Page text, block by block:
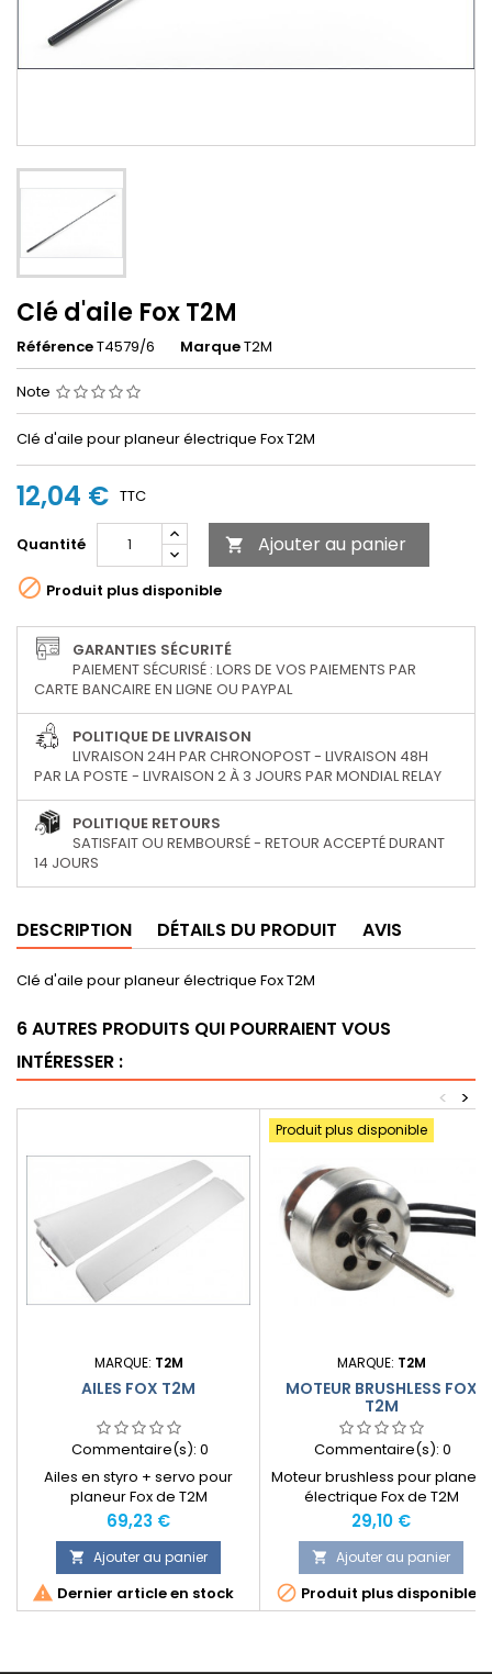
Clé d'aile Fox T2M
RéférenceT4579/6 MarqueT2M
Note
Clé d'aile pour planeur électrique Fox T2M
12,04 € TTC
Quantité  Ajouter au panier
 Produit plus disponible
GARANTIES SÉCURITÉ
PAIEMENT SÉCURISÉ : LORS DE VOS PAIEMENTS PAR
CARTE BANCAIRE EN LIGNE OU PAYPAL
POLITIQUE DE LIVRAISON
LIVRAISON 24H PAR CHRONOPOST - LIVRAISON 48H
PAR LA POSTE - LIVRAISON 2 À 3 JOURS PAR MONDIAL RELAY
POLITIQUE RETOURS
SATISFAIT OU REMBOURSÉ - RETOUR ACCEPTÉ DURANT
14 JOURS
DESCRIPTION DÉTAILS DU PRODUIT AVIS
Clé d'aile pour planeur électrique Fox T2M
6 AUTRES PRODUITS QUI POURRAIENT VOUS
INTÉRESSER :
>
<
MARQUE: T2M
AILES FOX T2M
Commentaire(s): 0
Ailes en styro + servo pour
planeur Fox de T2M
Prix
69,23 €
 Ajouter au panier
 Dernier article en stock
Produit plus disponible
MARQUE: T2M
MOTEUR BRUSHLESS FOX
T2M
Commentaire(s): 0
Moteur brushless pour planeur
électrique Fox de T2M
Prix
29,10 €
 Ajouter au panier
 Produit plus disponible